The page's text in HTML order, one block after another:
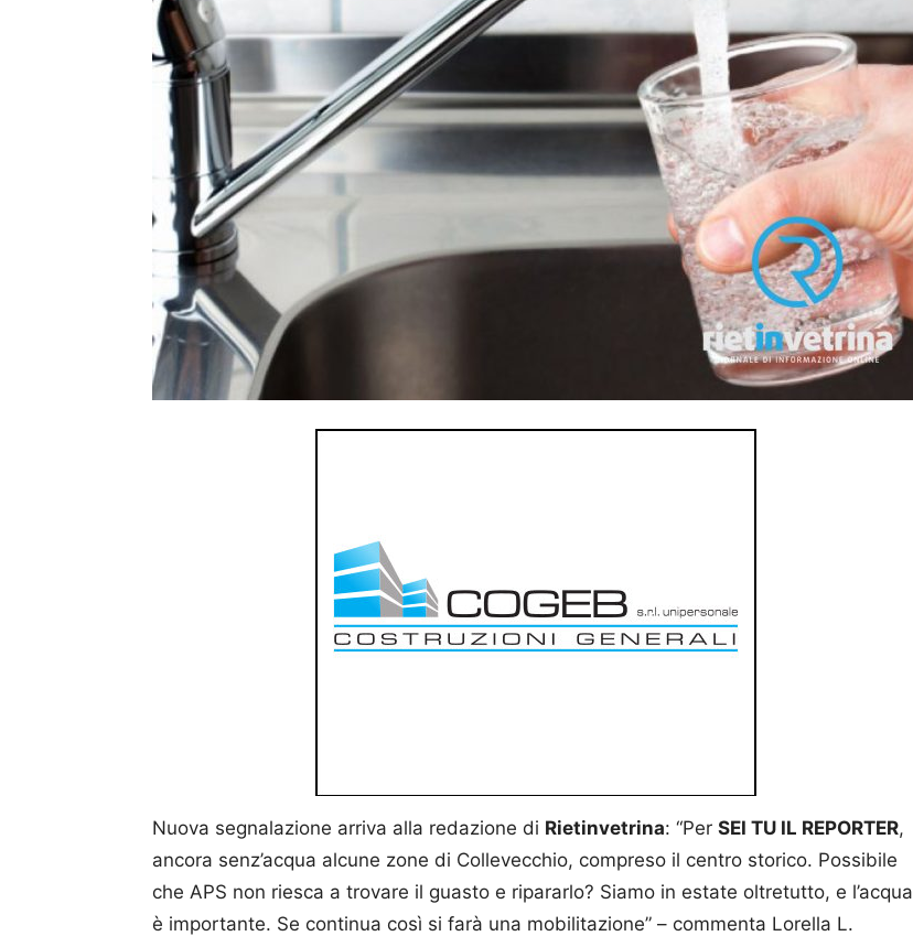
Nuova segnalazione arriva alla redazione di Rietinvetrina: “Per SEI TU IL REPORTER,
ancora senz’acqua alcune zone di Collevecchio, compreso il centro storico. Possibile
che APS non riesca a trovare il guasto e ripararlo? Siamo in estate oltretutto, e l’acqua
è importante. Se continua così si farà una mobilitazione” – commenta Lorella L.